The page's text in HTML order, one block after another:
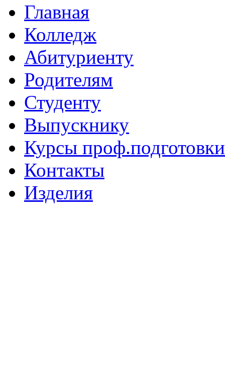
Главная
Колледж
Абитуриенту
Родителям
Студенту
Выпускнику
Курсы проф.подготовки
Контакты
Изделия